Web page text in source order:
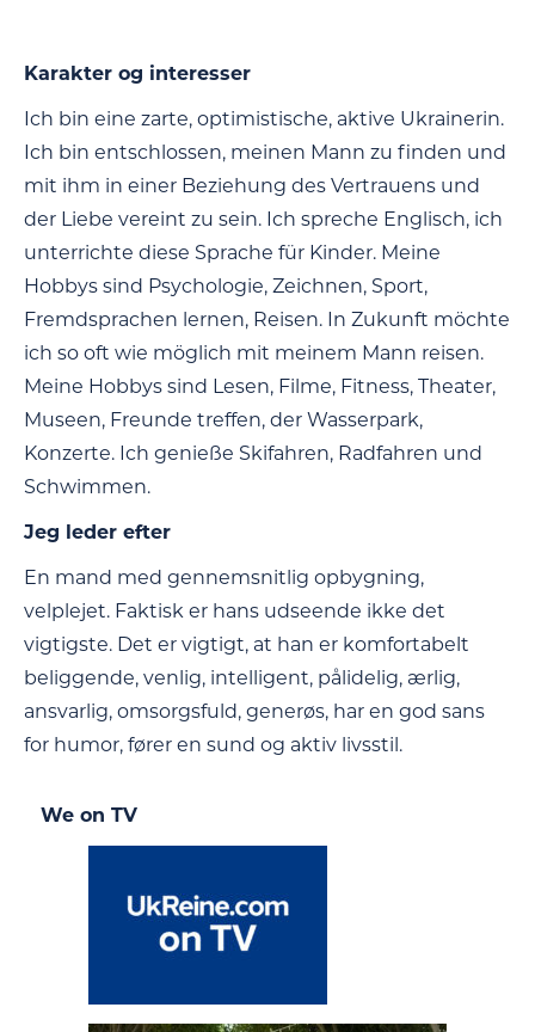
Karakter og interesser
Ich bin eine zarte, optimistische, aktive Ukrainerin.
Ich bin entschlossen, meinen Mann zu finden und
mit ihm in einer Beziehung des Vertrauens und
der Liebe vereint zu sein. Ich spreche Englisch, ich
unterrichte diese Sprache für Kinder. Meine
Hobbys sind Psychologie, Zeichnen, Sport,
Fremdsprachen lernen, Reisen. In Zukunft möchte
ich so oft wie möglich mit meinem Mann reisen.
Meine Hobbys sind Lesen, Filme, Fitness, Theater,
Museen, Freunde treffen, der Wasserpark,
Konzerte. Ich genieße Skifahren, Radfahren und
Schwimmen.
Jeg leder efter
En mand med gennemsnitlig opbygning,
velplejet. Faktisk er hans udseende ikke det
vigtigste. Det er vigtigt, at han er komfortabelt
beliggende, venlig, intelligent, pålidelig, ærlig,
ansvarlig, omsorgsfuld, generøs, har en god sans
for humor, fører en sund og aktiv livsstil.
We on TV